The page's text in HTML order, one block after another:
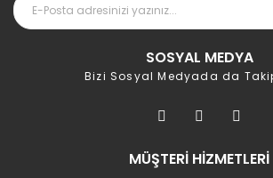
SOSYAL MEDYA
Bizi Sosyal Medyada da
MÜŞTERİ HİZMETLERİ